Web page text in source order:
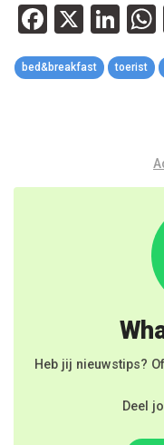
X
bed&breakfast toerist
Heb jij nieuwstips?
Deel